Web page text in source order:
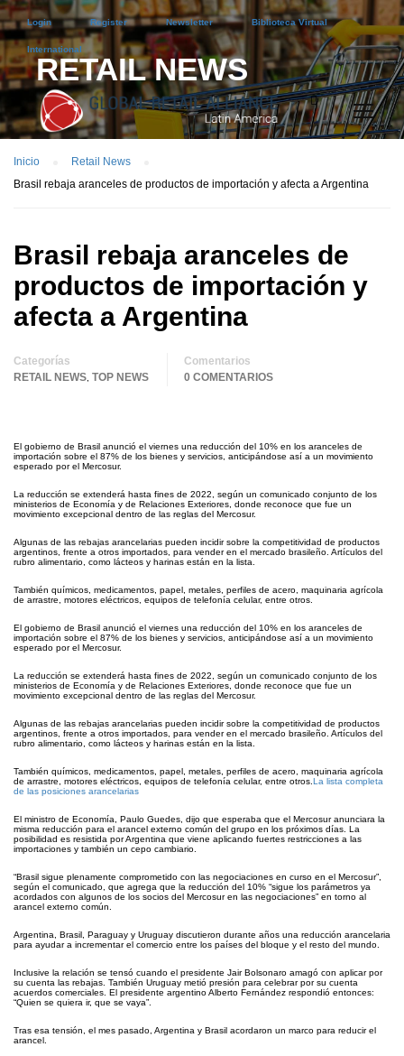
Login Register Newsletter Biblioteca Virtual
International
RETAIL NEWS
Inicio
Retail News
Brasil rebaja aranceles de productos de importación y afecta a Argentina
Brasil rebaja aranceles de
productos de importación y
afecta a Argentina
Categorías
RETAIL NEWS TOP NEWS
Comentarios
0 COMENTARIOS
El gobierno de Brasil anunció el viernes una reducción del 10% en los aranceles de
importación sobre el 87% de los bienes y servicios, anticipándose así a un movimiento
esperado por el Mercosur.
La reducción se extenderá hasta fines de 2022, según un comunicado conjunto de los
ministerios de Economía y de Relaciones Exteriores, donde reconoce que fue un
movimiento excepcional dentro de las reglas del Mercosur.
Algunas de las rebajas arancelarias pueden incidir sobre la competitividad de productos
argentinos, frente a otros importados, para vender en el mercado brasileño. Artículos del
rubro alimentario, como lácteos y harinas están en la lista.
También químicos, medicamentos, papel, metales, perfiles de acero, maquinaria agrícola
de arrastre, motores eléctricos, equipos de telefonía celular, entre otros.
El gobierno de Brasil anunció el viernes una reducción del 10% en los aranceles de
importación sobre el 87% de los bienes y servicios, anticipándose así a un movimiento
esperado por el Mercosur.
La reducción se extenderá hasta fines de 2022, según un comunicado conjunto de los
ministerios de Economía y de Relaciones Exteriores, donde reconoce que fue un
movimiento excepcional dentro de las reglas del Mercosur.
Algunas de las rebajas arancelarias pueden incidir sobre la competitividad de productos
argentinos, frente a otros importados, para vender en el mercado brasileño. Artículos del
rubro alimentario, como lácteos y harinas están en la lista.
También químicos, medicamentos, papel, metales, perfiles de acero, maquinaria agrícola
de arrastre, motores eléctricos, equipos de telefonía celular, entre otros. La lista completa
de las posiciones arancelarias
El ministro de Economía, Paulo Guedes, dijo que esperaba que el Mercosur anunciara la
misma reducción para el arancel externo común del grupo en los próximos días. La
posibilidad es resistida por Argentina que viene aplicando fuertes restricciones a las
importaciones y también un cepo cambiario.
“Brasil sigue plenamente comprometido con las negociaciones en curso en el Mercosur”,
según el comunicado, que agrega que la reducción del 10% “sigue los parámetros ya
acordados con algunos de los socios del Mercosur en las negociaciones” en torno al
arancel externo común.
Argentina, Brasil, Paraguay y Uruguay discutieron durante años una reducción arancelaria
para ayudar a incrementar el comercio entre los países del bloque y el resto del mundo.
Inclusive la relación se tensó cuando el presidente Jair Bolsonaro amagó con aplicar por
su cuenta las rebajas. También Uruguay metió presión para celebrar por su cuenta
acuerdos comerciales. El presidente argentino Alberto Fernández respondió entonces:
“Quien se quiera ir, que se vaya”.
Tras esa tensión, el mes pasado, Argentina y Brasil acordaron un marco para reducir el
arancel.